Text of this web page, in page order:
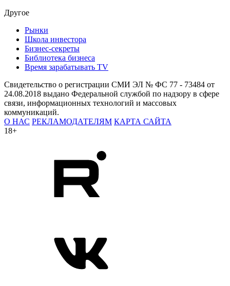
Другое
Рынки
Школа инвестора
Бизнес-секреты
Библиотека бизнеса
Время зарабатывать TV
Свидетельство о регистрации СМИ ЭЛ № ФС 77 - 73484 от
24.08.2018 выдано Федеральной службой по надзору в сфере
связи, информационных технологий и массовых
коммуникаций.
О НАС РЕКЛАМОДАТЕЛЯМ КАРТА САЙТА
18+